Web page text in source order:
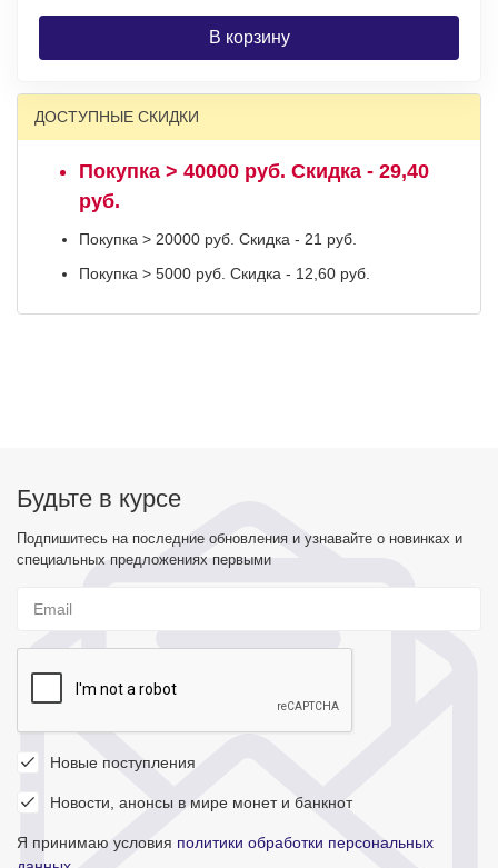
В корзину
ДОСТУПНЫЕ СКИДКИ
Покупка > 40000 руб. Скидка - 29,40
руб.
Покупка > 20000 руб. Скидка - 21 руб.
Покупка > 5000 руб. Скидка - 12,60 руб.
Будьте в курсе
Подпишитесь на последние обновления и узнавайте о новинках и
специальных предложениях первыми
Новые поступления
Новости, анонсы в мире монет и банкнот
Я принимаю условия политики обработки персональных